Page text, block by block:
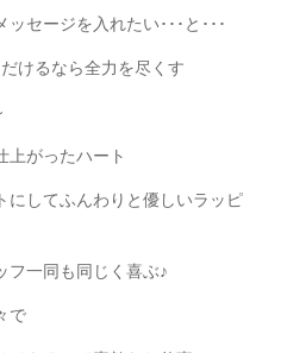
セージを入れたい･･･と･･･
けるなら全力を尽くす
上がったハート
にしてふんわりと優しいラッピ
フ一同も同じく喜ぶ♪
で